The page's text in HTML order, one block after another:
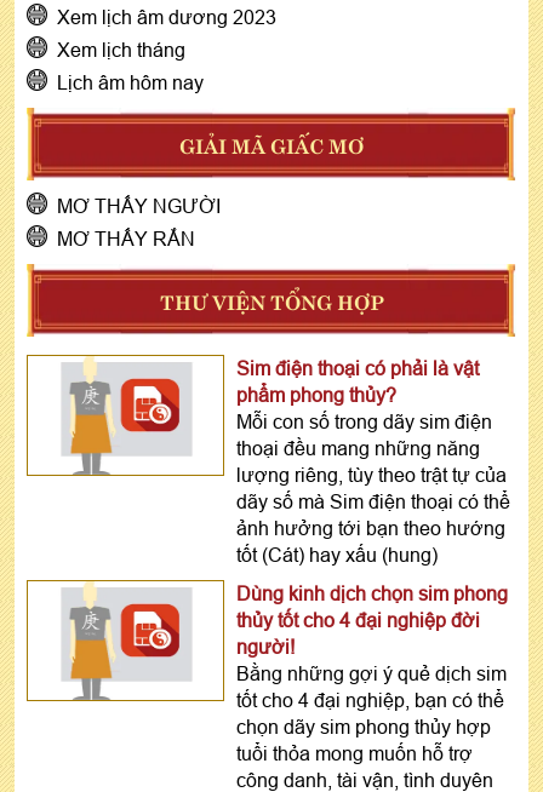
Xem lịch âm dương 2023
Xem lịch tháng
Lịch âm hôm nay
GIẢI MÃ GIẤC MƠ
MƠ THẤY NGƯỜI
MƠ THẤY RẮN
THƯ VIỆN TỔNG HỢP
Sim điện thoại có phải là vật
phẩm phong thủy?
Mỗi con số trong dãy sim điện
thoại đều mang những năng
lượng riêng, tùy theo trật tự của
dãy số mà Sim điện thoại có thể
ảnh hưởng tới bạn theo hướng
tốt (Cát) hay xấu (hung)
Dùng kinh dịch chọn sim phong
thủy tốt cho 4 đại nghiệp đời
người!
Bằng những gợi ý quẻ dịch sim
tốt cho 4 đại nghiệp, bạn có thể
chọn dãy sim phong thủy hợp
tuổi thỏa mong muốn hỗ trợ
công danh, tài vận, tình duyên